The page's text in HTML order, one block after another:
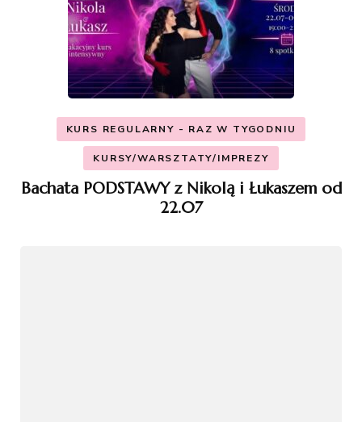
KURS REGULARNY - RAZ W TYGODNIU
KURSY/WARSZTATY/IMPREZY
Bachata PODSTAWY z Nikolą i Łukaszem od
22.07